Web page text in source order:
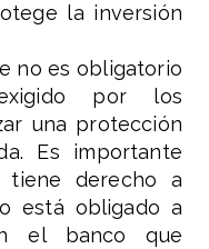
la inversión
no es obligatorio
por los
una protección
Es importante
tiene derecho a
está obligado a
el banco que